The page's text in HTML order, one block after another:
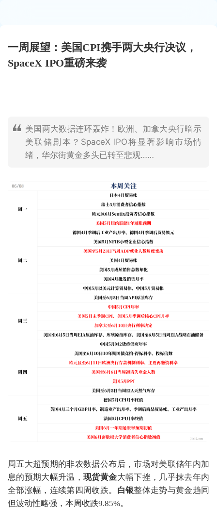
一周展望：美国CPI携手两大央行决议，
SpaceX IPO重磅来袭
美国两大数据连环轰炸！欧洲、加拿大央行暗示
美联储剧本？SpaceX IPO将显著影响市场情
绪，华尔街黄金多头已转至悲观……
周五大超预期的非农数据公布后，市场对美联储年内加
息的预期大幅升温，现货黄金大幅下挫，几乎抹去年内
全部涨幅，连续第四周收跌。 白银整体走势与黄金趋同
但波动性略强，本周收跌9.85%。